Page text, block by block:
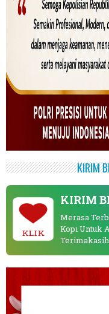
KIRIM
KLIK
KIRIM
Merasa
Kopi Untuk
Terimakasih